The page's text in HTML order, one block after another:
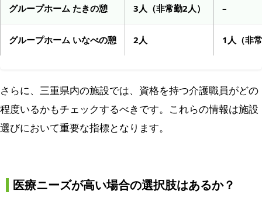
グループホーム たきの憩 3人（非常勤2人） –
グループホーム いなべの憩 2人 1人（非
さらに、三重県内の施設では、資格を持つ介護職員がどの
程度いるかもチェックするべきです。これらの情報は施設
選びにおいて重要な指標となります。
医療ニーズが高い場合の選択肢はあるか？